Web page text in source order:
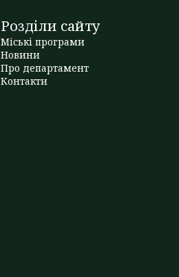
Розділи сайту
Міські програми
Новини
Про департамент
Контакти